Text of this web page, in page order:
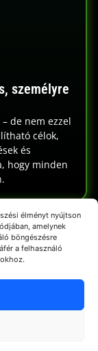
élményt nyújtson
amelynek
böngészésre
a felhasználó
személyre
de nem ezzel
célok,
és
hogy minden